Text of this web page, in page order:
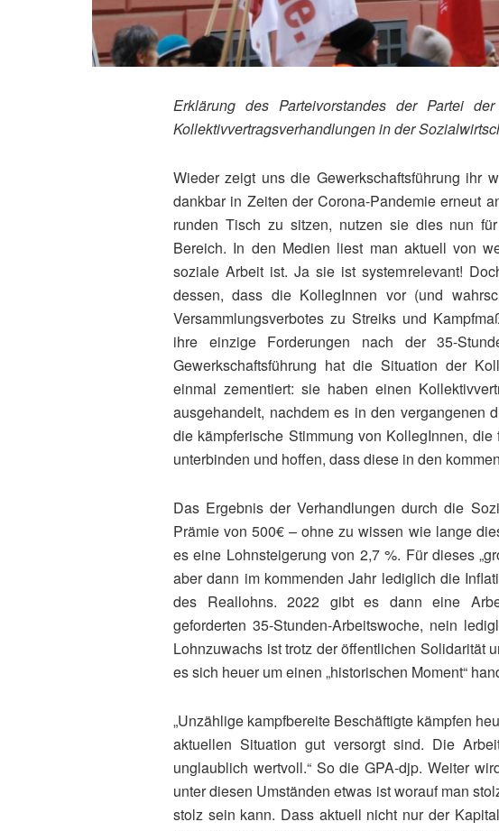
Erklärung des Parteivorstandes der Partei
Kollektivvertragsverhandlungen in der
Wieder zeigt uns die Gewerkschaftsführung ihr
dankbar in Zeiten der Corona-Pandemie erneut
runden Tisch zu sitzen, nutzen sie dies nun
Bereich. In den Medien liest man aktuell von
soziale Arbeit ist. Ja sie ist systemrelevant!
dessen, dass die KollegInnen vor (und
Versammlungsverbotes zu Streiks und
ihre einzige Forderungen nach der 35-
Gewerkschaftsführung hat die Situation der
einmal zementiert: sie haben einen
ausgehandelt, nachdem es in den vergangenen
die kämpferische Stimmung von KollegInnen,
unterbinden und hoffen, dass diese in den
Das Ergebnis der Verhandlungen durch die
Prämie von 500€ – ohne zu wissen wie lange
es eine Lohnsteigerung von 2,7 %. Für dieses
aber dann im kommenden Jahr lediglich die
des Reallohns. 2022 gibt es dann eine
geforderten 35-Stunden-Arbeitswoche, nein
Lohnzuwachs ist trotz der öffentlichen Solidarität
es sich heuer um einen „historischen Moment“
„Unzählige kampfbereite Beschäftigte kämpfen
aktuellen Situation gut versorgt sind. Die
unglaublich wertvoll.“ So die GPA-djp. Weiter
unter diesen Umständen etwas ist worauf man
stolz sein kann. Dass aktuell nicht nur der